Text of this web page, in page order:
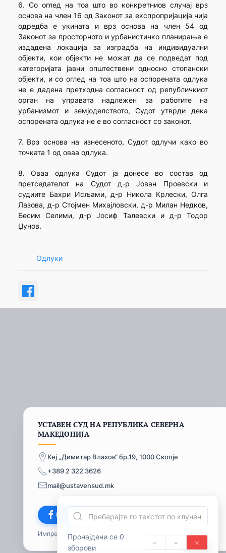
Пронајдени се 0
зборови
6. Со оглед на тоа што во конкретниов случај врз
основа на член 16 од Законот за експропријација чија
одредба е укината и врз основа на член 54 од
Законот за просторното и урбанистичко планирање е
издадена локација за изградба на индивидуални
објекти, кои објекти не можат да се подведат под
категоријата јавни општествени односно стопански
објекти, и со оглед на тоа што на оспорената одлука
не е дадена претходна согласност од републичкиот
орган на управата надлежен за работите на
урбанизмот и земјоделството, Судот утврди дека
оспорената одлука не е во согласност со законот.
7. Врз основа на изнесеното, Судот одлучи како во
точката 1 од оваа одлука.
8. Оваа одлука Судот ја донесе во состав од
претседателот на Судот д-р Јован Проевски и
судиите Бахри Исљами, д-р Никола Крлески, Олга
Лазова, д-р Стојмен Михајловски, д-р Милан Недков,
Бесим Селими, д-р Јосиф Талевски и д-р Тодор
Џунов.
Одлуки
УСТАВЕН СУД НА РЕПУБЛИКА СЕВЕРНА
МАКЕДОНИЈА
Кеј „Димитар Влахов“ бр.19, 1000 Скопје
+389 2 322 3626
mail@ustavensud.mk
Facebook
Импресум© 2026